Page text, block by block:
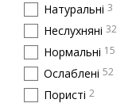
Натуральні 3
Неслухняні 32
Нормальні 15
Ослаблені 52
Пористі 2